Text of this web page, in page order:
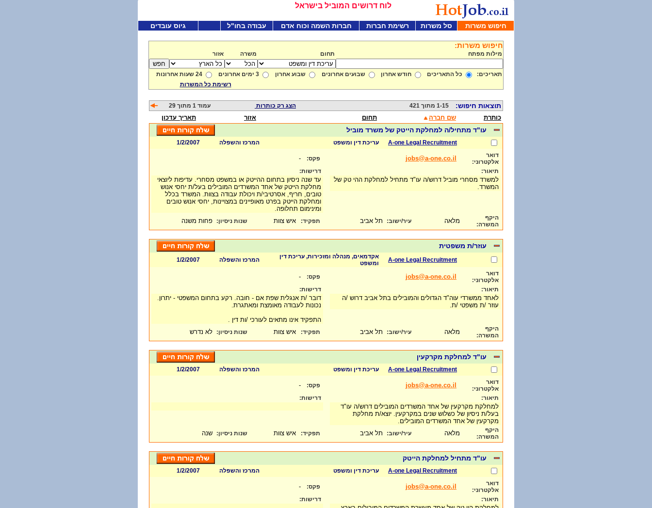
לוח דרושים המוביל בישראל
חיפוש משרות סל משרות רשימת חברות חברות השמה וכוח אדם עבודה בחו"ל גיוס עובדים
חיפוש משרות:
מילות מפתח תחום משרה אזור
תאריכים: כל התאריכים חודש אחרון שבועים אחרונים שבוע אחרון 3 ימים אחרונים
24 שעות אחרונות
רשימת כל המשרות
תוצאות חיפוש: 1-15 מתוך 421 הצג רק כותרות עמוד 1 מתוך 29
כותרת שם חברה תחום אזור תאריך עדכון
עו"ד מתחיל/ה למחלקת הייטק של משרד מוביל
A-one Legal Recruitment עריכת דין ומשפט המרכז והשפלה
1/2/2007
דואר
אלקטרוני:
jobs@a-one.co.il פקס: -
תיאור:
למשרד מסחרי מוביל דרוש/ה עו"ד מתחיל למחלקת ההי טק של
המשרד.
דרישות:
עד שנה ניסיון בתחום ההייטק או במשפט מסחרי. עדיפות ליוצאי
מחלקת הייטק של אחד המשרדים המובילים בעל/ת יחסי אנוש
טובים, חריף, אסרטיבי/ת ויכולת עבודה בצוות. המשרד בכלל
ומחלקת הייטק בפרט מאופיינים במצויינות, יחסי אנוש טובים
ומינימום תחלופה.
היקף
המשרה:
מלאה עיר/ישוב: תל אביב תפקיד: איש צוות שנות ניסיון: פחות משנה
עוזר/ת משפטית
A-one Legal Recruitment
אקדמאים, מנהלה ומזכירות, עריכת דין
ומשפט
המרכז והשפלה
1/2/2007
דואר
אלקטרוני:
jobs@a-one.co.il פקס: -
תיאור:
לאחד ממשרדי עוה"ד הגדולים והמובילים בתל אביב דרוש /ה
עוזר /ת משפטי /ת.
דרישות:
דובר /ת אנגלית שפת אם - חובה. רקע בתחום המשפטי - יתרון.
נכונות לעבודה מאומצת ומאתגרת.
התפקיד אינו מתאים לעורכי /ות דין .
היקף
המשרה:
מלאה עיר/ישוב: תל אביב תפקיד: איש צוות שנות ניסיון: לא נדרש
עו"ד למחלקת מקרקעין
A-one Legal Recruitment עריכת דין ומשפט המרכז והשפלה
1/2/2007
דואר
אלקטרוני:
jobs@a-one.co.il פקס: -
תיאור:
למחלקת מקרקעין של אחד המשרדים המובילים דרוש/ה עו"ד
בעל/ת ניסיון של כשלוש שנים במקרקעין. יוצא/ת מחלקת
מקרקעין של אחד המשרדים המובילים.
דרישות:
היקף
המשרה:
מלאה עיר/ישוב: תל אביב תפקיד: איש צוות שנות ניסיון: שנה
עו"ד מתחיל למחלקת הייטק
A-one Legal Recruitment עריכת דין ומשפט המרכז והשפלה
1/2/2007
דואר
אלקטרוני:
jobs@a-one.co.il פקס: -
תיאור: דרישות: